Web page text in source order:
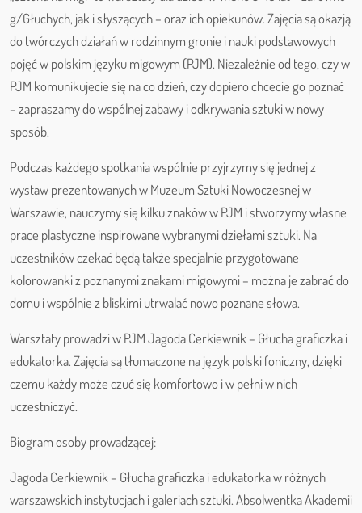
g/Głuchych, jak i słyszących – oraz ich opiekunów. Zajęcia są okazją
do twórczych działań w rodzinnym gronie i nauki podstawowych
pojęć w polskim języku migowym (PJM). Niezależnie od tego, czy w
PJM komunikujecie się na co dzień, czy dopiero chcecie go poznać
– zapraszamy do wspólnej zabawy i odkrywania sztuki w nowy
sposób.
Podczas każdego spotkania wspólnie przyjrzymy się jednej z
wystaw prezentowanych w Muzeum Sztuki Nowoczesnej w
Warszawie, nauczymy się kilku znaków w PJM i stworzymy własne
prace plastyczne inspirowane wybranymi dziełami sztuki. Na
uczestników czekać będą także specjalnie przygotowane
kolorowanki z poznanymi znakami migowymi – można je zabrać do
domu i wspólnie z bliskimi utrwalać nowo poznane słowa.
Warsztaty prowadzi w PJM Jagoda Cerkiewnik – Głucha graficzka i
edukatorka. Zajęcia są tłumaczone na język polski foniczny, dzięki
czemu każdy może czuć się komfortowo i w pełni w nich
uczestniczyć.
Biogram osoby prowadzącej:
Jagoda Cerkiewnik – Głucha graficzka i edukatorka w różnych
warszawskich instytucjach i galeriach sztuki. Absolwentka Akademii